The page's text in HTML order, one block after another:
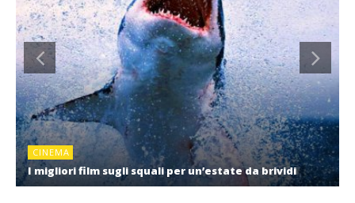
CINEMA
I migliori film sugli squali per un’estate da brividi